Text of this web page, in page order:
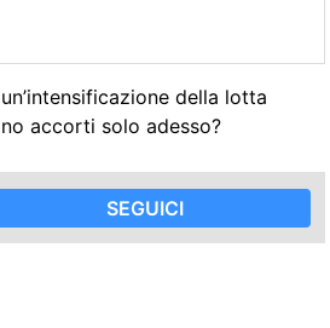
della lotta
accorti solo adesso?
SEGUICI